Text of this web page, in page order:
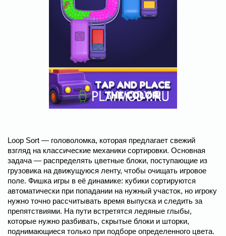
Loop Sort ― головоломка, которая предлагает свежий
взгляд на классические механики сортировки. Основная
задача — распределять цветные блоки, поступающие из
грузовика на движущуюся ленту, чтобы очищать игровое
поле. Фишка игры в её динамике: кубики сортируются
автоматически при попадании на нужный участок, но игроку
нужно точно рассчитывать время выпуска и следить за
препятствиями. На пути встретятся ледяные глыбы,
которые нужно разбивать, скрытые блоки и шторки,
поднимающиеся только при подборе определенного цвета.